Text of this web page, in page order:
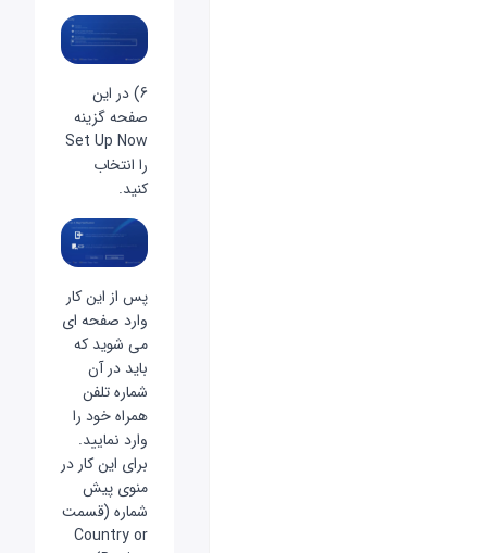
6) در این
صفحه گزینه
Set Up Now
را انتخاب
کنید.
پس از این کار
وارد صفحه ای
می شوید که
باید در آن
شماره تلفن
همراه خود را
وارد نمایید.
برای این کار در
منوی پیش
شماره (قسمت
Country or